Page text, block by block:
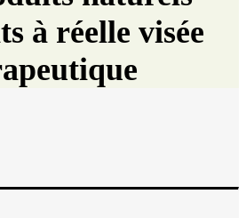
à réelle visée